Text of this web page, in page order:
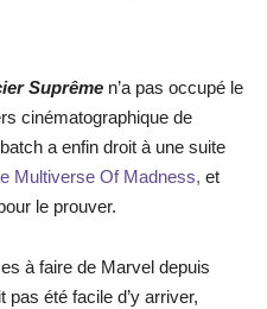
Suprême n’a pas occupé le
cinématographique de
a enfin droit à une suite
Multiverse Of Madness, et
le prouver.
à faire de Marvel depuis
pas été facile d’y arriver,